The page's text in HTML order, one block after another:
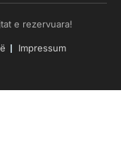
e rezervuara!
Impressum